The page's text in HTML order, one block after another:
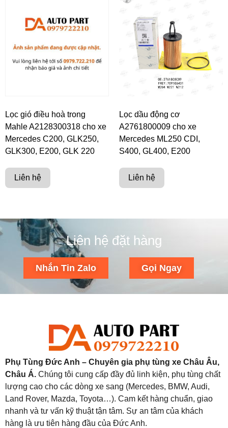
Lọc gió điều hoà trong
Mahle A2128300318 cho xe
Mercedes C200, GLK250,
GLK300, E200, GLK 220
Liên hệ
Lọc dầu động cơ
A2761800009 cho xe
Mercedes ML250 CDI,
S400, GL400, E200
Liên hệ
Liên hệ đặt hàng
Nhắn Tin Zalo Gọi Ngay
Phụ Tùng Đức Anh – Chuyên gia phụ tùng xe Châu Âu,
Châu Á. Chúng tôi cung cấp đầy đủ linh kiện, phụ tùng chất
lượng cao cho các dòng xe sang (Mercedes, BMW, Audi,
Land Rover, Mazda, Toyota…). Cam kết hàng chuẩn, giao
nhanh và tư vấn kỹ thuật tận tâm. Sự an tâm của khách
hàng là ưu tiên hàng đầu của Đức Anh.